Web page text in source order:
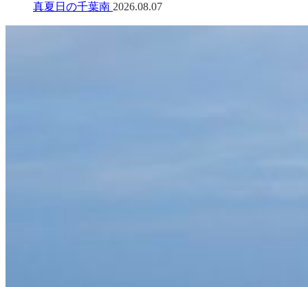
真夏日の千葉南 2026.08.07